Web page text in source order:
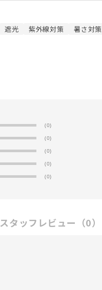
遮光 紫外線対策 暑さ対策
(0)
(0)
(0)
(0)
(0)
スタッフレビュー （0）